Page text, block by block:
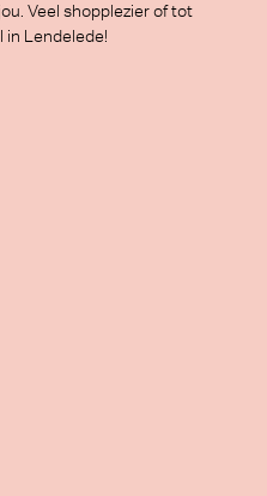
Veel shopplezierof tot
in Lendelede!